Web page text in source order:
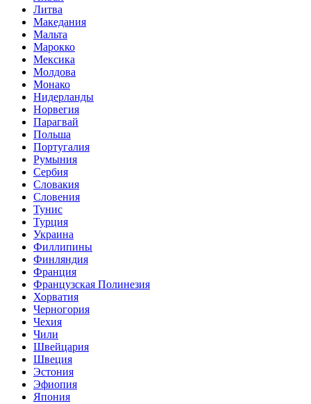
Литва
Македания
Мальта
Марокко
Мексика
Молдова
Монако
Нидерланды
Норвегия
Парагвай
Польша
Португалия
Румыния
Сербия
Словакия
Словения
Тунис
Турция
Украина
Филлипины
Финляндия
Франция
Французская Полинезия
Хорватия
Черногория
Чехия
Чили
Швейцария
Швеция
Эстония
Эфиопия
Япония